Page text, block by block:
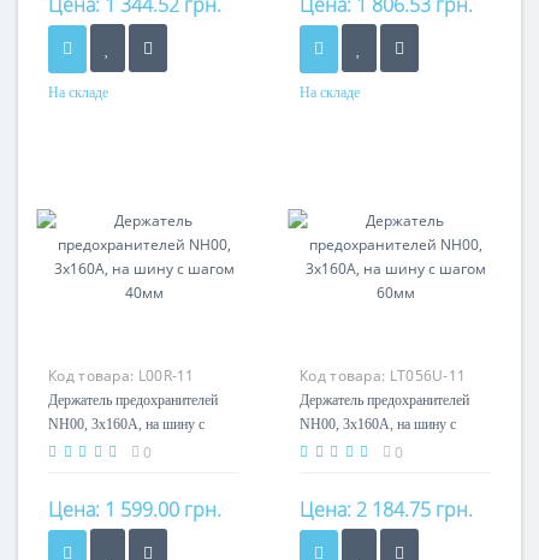
На складе На складе
Код товара: L00R-11
Держатель предохранителей
NH00, 3x160А, на шину с
шагом 40мм
0
Цена: 1 599.00 грн.
Код товара: LT056U-11
Держатель предохранителей
NH00, 3x160А, на шину с
шагом 60мм
0
Цена: 2 184.75 грн.